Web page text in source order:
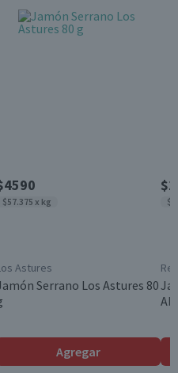
$57.375 x kg
Astures
Serrano Los Astures 80
Agregar